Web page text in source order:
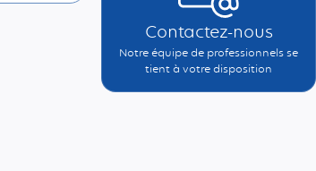
Contactez-nous
Notre équipe de professionnels se
tient à votre disposition